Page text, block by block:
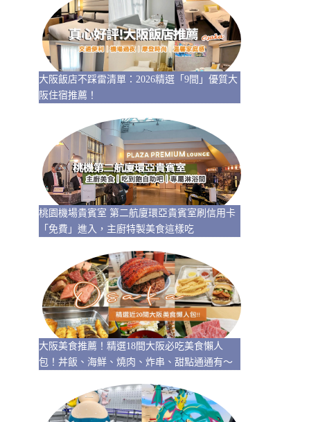
大阪飯店不踩雷清單：2026精選「9間」優質大
阪住宿推薦！
桃園機場貴賓室 第二航廈環亞貴賓室刷信用卡
「免費」進入，主廚特製美食這樣吃
大阪美食推薦！精選18間大阪必吃美食懶人
包！丼飯、海鮮、燒肉、炸串、甜點通通有～